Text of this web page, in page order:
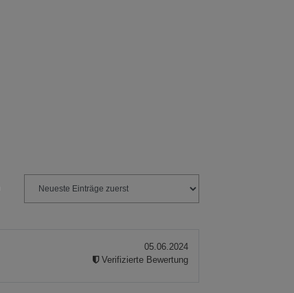
05.06.2024
Verifizierte Bewertung